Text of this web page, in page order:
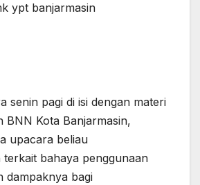
ypt banjarmasin
senin pagi di isi dengan materi
BNN Kota Banjarmasin,
upacara beliau
terkait bahaya penggunaan
dampaknya bagi